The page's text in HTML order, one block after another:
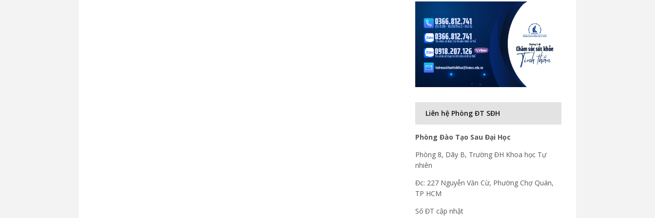
Liên hệ Phòng ĐT SĐH
Phòng Đào Tạo Sau Đại Học
Phòng 8, Dãy B, Trường ĐH Khoa học Tự
nhiên
Đc: 227 Nguyễn Văn Cừ, Phường Chợ Quán,
TP HCM
Số ĐT cập nhật